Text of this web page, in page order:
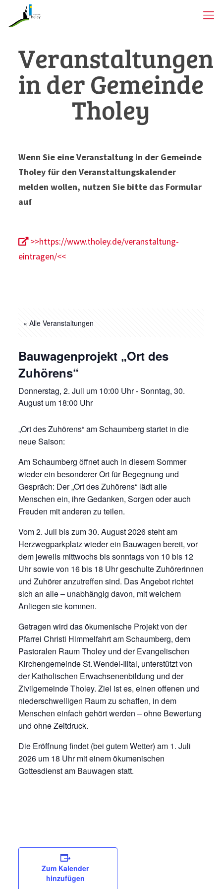
Veranstaltungen
in der Gemeinde
Tholey
Wenn Sie eine Veranstaltung in der Gemeinde
Tholey für den Veranstaltungskalender
melden wollen, nutzen Sie bitte das Formular
auf
>>https://www.tholey.de/veranstaltung-
eintragen/<<
« Alle Veranstaltungen
Bauwagenprojekt „Ort des
Zuhörens“
Donnerstag, 2. Juli um 10:00 Uhr-Sonntag, 30.
August um 18:00 Uhr
„Ort des Zuhörens“ am Schaumberg startet in die
neue Saison:
Am Schaumberg öffnet auch in diesem Sommer
wieder ein besonderer Ort für Begegnung und
Gespräch: Der „Ort des Zuhörens“ lädt alle
Menschen ein, ihre Gedanken, Sorgen oder auch
Freuden mit anderen zu teilen.
Vom 2. Juli bis zum 30. August 2026 steht am
Herzwegparkplatz wieder ein Bauwagen bereit, vor
dem jeweils mittwochs bis sonntags von 10 bis 12
Uhr sowie von 16 bis 18 Uhr geschulte Zuhörerinnen
und Zuhörer anzutreffen sind. Das Angebot richtet
sich an alle – unabhängig davon, mit welchem
Anliegen sie kommen.
Getragen wird das ökumenische Projekt von der
Pfarrei Christi Himmelfahrt am Schaumberg, dem
Pastoralen Raum Tholey und der Evangelischen
Kirchengemeinde St. Wendel-Illtal, unterstützt von
der Katholischen Erwachsenenbildung und der
Zivilgemeinde Tholey. Ziel ist es, einen offenen und
niederschwelligen Raum zu schaffen, in dem
Menschen einfach gehört werden – ohne Bewertung
und ohne Zeitdruck.
Die Eröffnung findet (bei gutem Wetter) am 1. Juli
2026 um 18 Uhr mit einem ökumenischen
Gottesdienst am Bauwagen statt.
Zum Kalender
hinzufügen